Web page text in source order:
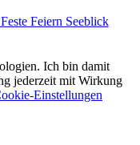
Ich bin damit
jederzeit mit Wirkung
Einstellungen